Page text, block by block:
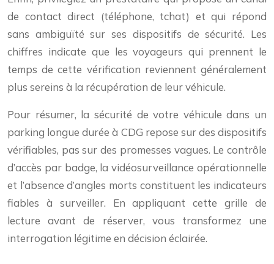
de contact direct (téléphone, tchat) et qui répond
sans ambiguïté sur ses dispositifs de sécurité. Les
chiffres indicate que les voyageurs qui prennent le
temps de cette vérification reviennent généralement
plus sereins à la récupération de leur véhicule.
Pour résumer, la sécurité de votre véhicule dans un
parking longue durée à CDG repose sur des dispositifs
vérifiables, pas sur des promesses vagues. Le contrôle
d’accès par badge, la vidéosurveillance opérationnelle
et l’absence d’angles morts constituent les indicateurs
fiables à surveiller. En appliquant cette grille de
lecture avant de réserver, vous transformez une
interrogation légitime en décision éclairée.